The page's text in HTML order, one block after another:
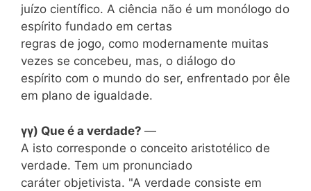
juízo científico. A ciência não é um monólogo do
espírito fundado em certas
regras de jogo, como modernamente muitas
vezes se concebeu, mas, o diálogo do
espírito com o mundo do ser, enfrentado por êle
em plano de igualdade.
γγ) Que é a verdade? —
A isto corresponde o conceito aristotélico de
verdade. Tem um pronunciado
caráter objetivista. "A verdade consiste em